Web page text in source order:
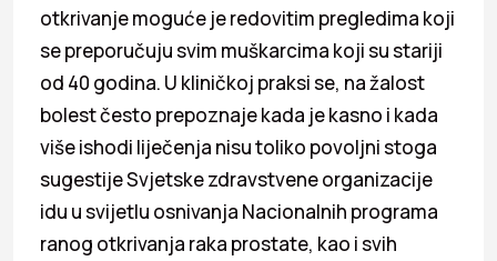
otkrivanje moguće je redovitim pregledima koji
se preporučuju svim muškarcima koji su stariji
od 40 godina. U kliničkoj praksi se, na žalost
bolest često prepoznaje kada je kasno i kada
više ishodi liječenja nisu toliko povoljni stoga
sugestije Svjetske zdravstvene organizacije
idu u svijetlu osnivanja Nacionalnih programa
ranog otkrivanja raka prostate, kao i svih